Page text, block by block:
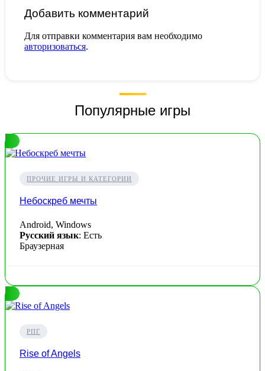
Добавить комментарий
Для отправки комментария вам необходимо
авторизоваться.
Популярные игры
ПРОЧИЕ ИГРЫ И КАТЕГОРИИ
Небоскреб мечты
Android, Windows
Русский язык: Есть
Браузерная
РПГ
Rise of Angels